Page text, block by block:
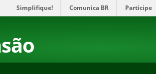
Simplifique! Comunica BR Participe